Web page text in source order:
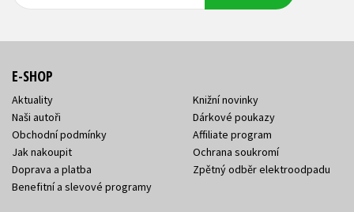
E-SHOP
Aktuality
Naši autoři
Obchodní podmínky
Jak nakoupit
Doprava a platba
Benefitní a slevové programy
Knižní novinky
Dárkové poukazy
Affiliate program
Ochrana soukromí
Zpětný odběr elektroodpadu